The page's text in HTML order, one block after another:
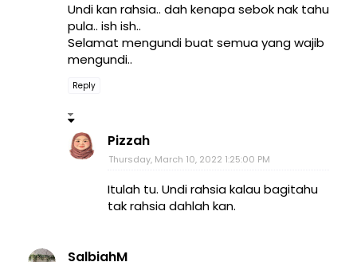
Undi kan rahsia.. dah kenapa sebok nak tahu
pula.. ish ish..
Selamat mengundi buat semua yang wajib
mengundi..
Reply
Pizzah
Thursday, March 10, 2022 1:25:00 PM
Itulah tu. Undi rahsia kalau bagitahu
tak rahsia dahlah kan.
SalbiahM